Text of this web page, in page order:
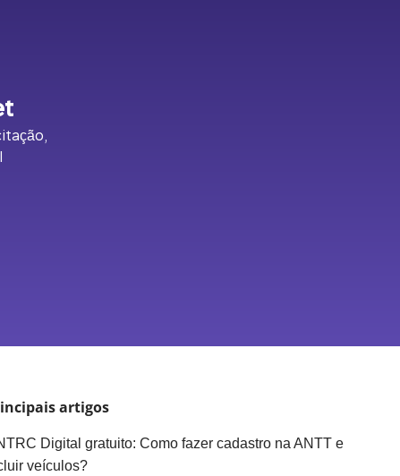
artigos
Digital gratuito: Como fazer cadastro na ANTT e
veículos?